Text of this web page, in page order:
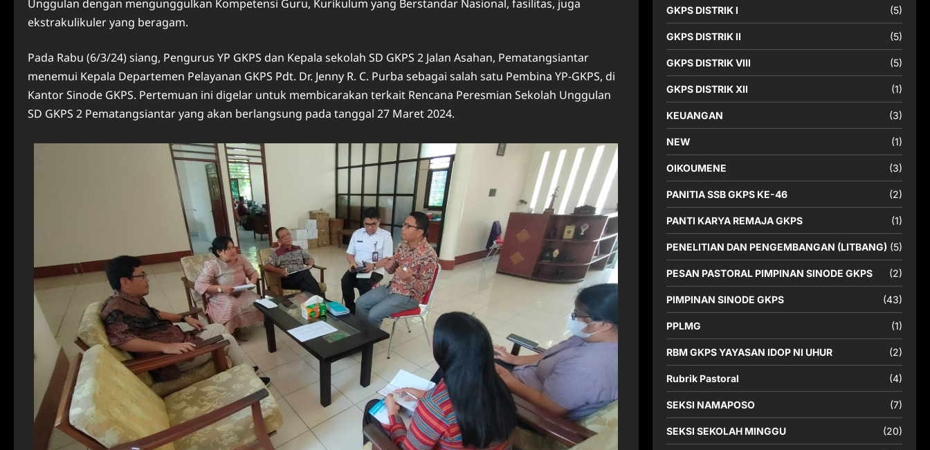
Unggulan dengan mengunggulkan Kompetensi Guru, Kurikulum yang Berstandar Nasional, fasilitas, juga
ekstrakulikuler yang beragam.
Pada Rabu (6/3/24) siang, Pengurus YP GKPS dan Kepala sekolah SD GKPS 2 Jalan Asahan, Pematangsiantar
menemui Kepala Departemen Pelayanan GKPS Pdt. Dr. Jenny R. C. Purba sebagai salah satu Pembina YP-GKPS, di
Kantor Sinode GKPS. Pertemuan ini digelar untuk membicarakan terkait Rencana Peresmian Sekolah Unggulan
SD GKPS 2 Pematangsiantar yang akan berlangsung pada tanggal 27 Maret 2024.
GKPS DISTRIK I (5)
GKPS DISTRIK II (5)
GKPS DISTRIK VIII (5)
GKPS DISTRIK XII (1)
KEUANGAN (3)
NEW (1)
OIKOUMENE (3)
PANITIA SSB GKPS KE-46 (2)
PANTI KARYA REMAJA GKPS (1)
PENELITIAN DAN PENGEMBANGAN (LITBANG) (5)
PESAN PASTORAL PIMPINAN SINODE GKPS (2)
PIMPINAN SINODE GKPS (43)
PPLMG (1)
RBM GKPS YAYASAN IDOP NI UHUR (2)
Rubrik Pastoral (4)
SEKSI NAMAPOSO (7)
SEKSI SEKOLAH MINGGU (20)